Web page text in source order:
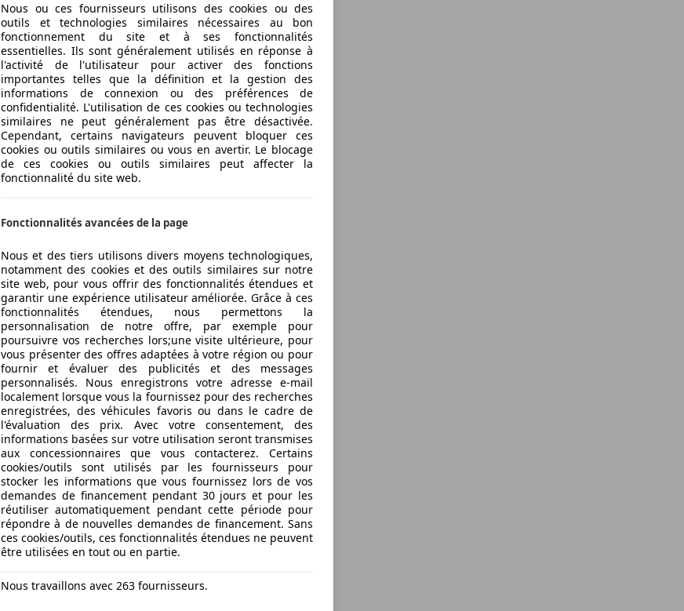
Nous ou ces fournisseurs utilisons des cookies ou des
outils et technologies similaires nécessaires au bon
fonctionnement du site et à ses fonctionnalités
essentielles. Ils sont généralement utilisés en réponse à
l'activité de l'utilisateur pour activer des fonctions
importantes telles que la définition et la gestion des
informations de connexion ou des préférences de
confidentialité. L'utilisation de ces cookies ou technologies
similaires ne peut généralement pas être désactivée.
Cependant, certains navigateurs peuvent bloquer ces
cookies ou outils similaires ou vous en avertir. Le blocage
de ces cookies ou outils similaires peut affecter la
fonctionnalité du site web.
Fonctionnalités avancées de la page
Nous et des tiers utilisons divers moyens technologiques,
notamment des cookies et des outils similaires sur notre
site web, pour vous offrir des fonctionnalités étendues et
garantir une expérience utilisateur améliorée. Grâce à ces
fonctionnalités étendues, nous permettons la
personnalisation de notre offre, par exemple pour
poursuivre vos recherches lors;une visite ultérieure, pour
vous présenter des offres adaptées à votre région ou pour
fournir et évaluer des publicités et des messages
personnalisés. Nous enregistrons votre adresse e-mail
localement lorsque vous la fournissez pour des recherches
enregistrées, des véhicules favoris ou dans le cadre de
l'évaluation des prix. Avec votre consentement, des
informations basées sur votre utilisation seront transmises
aux concessionnaires que vous contacterez. Certains
cookies/outils sont utilisés par les fournisseurs pour
stocker les informations que vous fournissez lors de vos
demandes de financement pendant 30 jours et pour les
réutiliser automatiquement pendant cette période pour
répondre à de nouvelles demandes de financement. Sans
ces cookies/outils, ces fonctionnalités étendues ne peuvent
être utilisées en tout ou en partie.
Nous travaillons avec 263 fournisseurs.